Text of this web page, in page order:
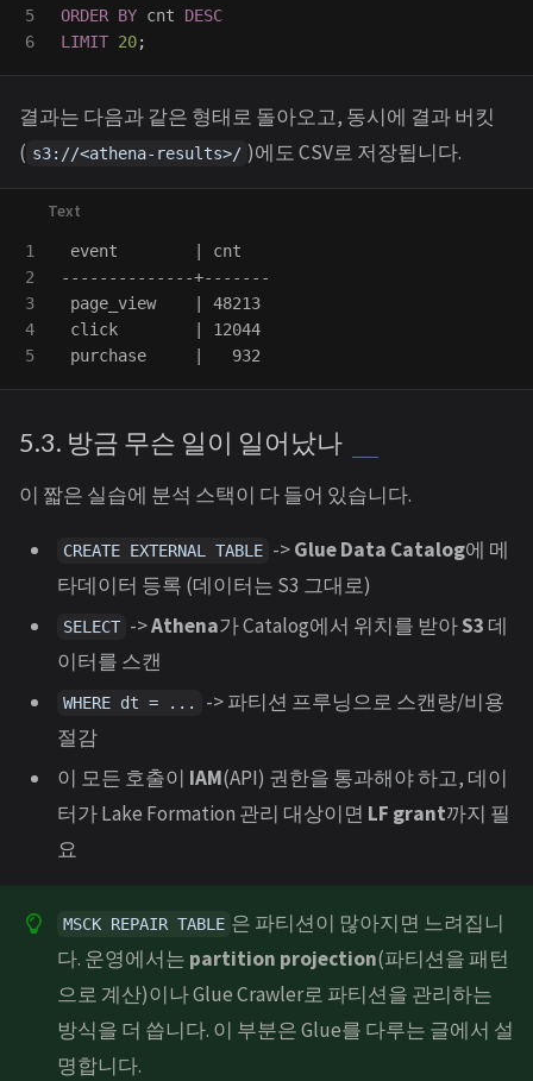
5
ORDER BY cnt
DESC
LIMIT 20;
결과는 다음과 같은 형태로 돌아오고, 동시에 결과 버킷
( s3://<athena-results>/ )에도 CSV로 저장됩니다.
1
2
3
4
event        | cnt
--------------+-------
page_view    | 48213
click        | 12044
5.3. 방금 무슨 일이 일어났나
이 짧은 실습에 분석 스택이 다 들어 있습니다.
CREATE EXTERNAL TABLE ->Glue Data Catalog에 메
타데이터 등록 (데이터는 S3 그대로)
SELECT ->Athena가 Catalog에서 위치를 받아S3 데
이터를 스캔
WHERE dt = ...
-> 파티션 프루닝으로 스캔량/비용
절감
이 모든 호출이 IAM(API) 권한을 통과해야 하고, 데이
터가 Lake Formation 관리 대상이면 LF grant까지 필
요
MSCK REPAIR TABLE 은 파티션이 많아지면 느려집니
다. 운영에서는 partition projection(파티션을 패턴
으로 계산)이나 Glue Crawler로 파티션을 관리하는
방식을 더 씁니다. 이 부분은 Glue를 다루는 글에서 설
명합니다.